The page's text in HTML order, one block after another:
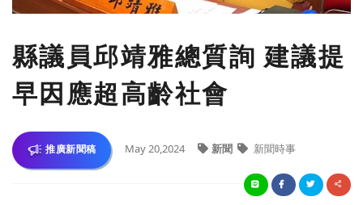
縣議員邱靖雅總質詢 建議提
早因應超高齡社會
推廣新聞稿 May 20,2024 新聞 新聞時事